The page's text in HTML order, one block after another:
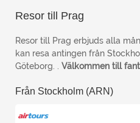
Resor till Prag
Resor till Prag erbjuds alla
kan resa antingen från
Göteborg. . Välkommen till
Från Stockholm (ARN)